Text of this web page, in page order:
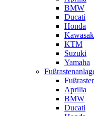
BMW
Ducati
Honda
KTM
Suzuki
Yamaha
Aprilia
BMW
Ducati